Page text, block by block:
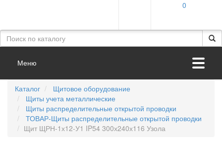
0
Меню
Каталог
Щитовое оборудование
Щиты учета металлические
Щиты распределительные открытой проводки
ТОВАР-Щиты распределительные открытой проводки
Щит ЩРН-1х12-У1 IP54 300х240х116 Узола